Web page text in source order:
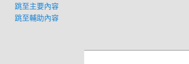
跳至主要內容
跳至輔助內容